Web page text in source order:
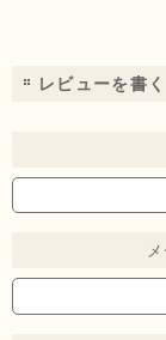
レビューを書く